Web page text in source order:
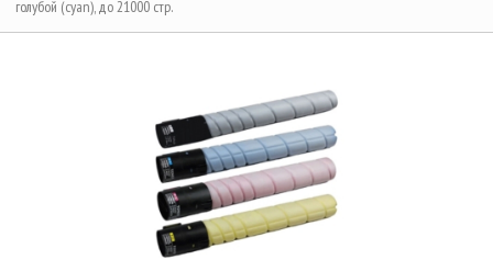
голубой (cyan), до 21000 стр.